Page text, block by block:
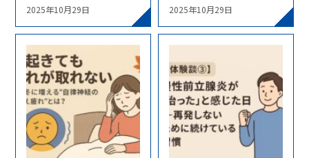
2025年10月29日 2025年10月29日